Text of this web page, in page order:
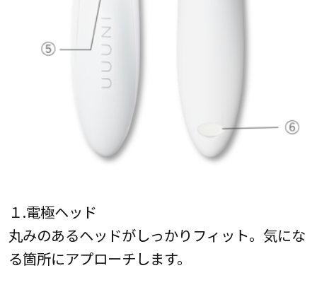
１.電極ヘッド
丸みのあるヘッドがしっかりフィット。気にな
る箇所にアプローチします。